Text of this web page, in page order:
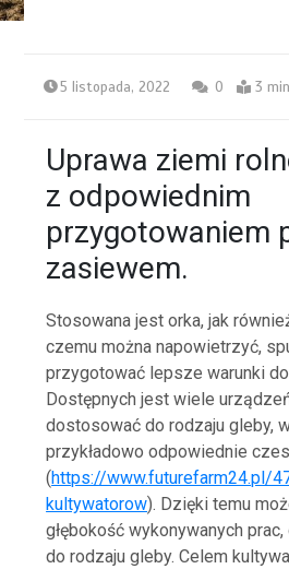
5 listopada, 2022 0 3 min
Uprawa ziemi
z odpowiednim
przygotowaniem
zasiewem.
Stosowana jest orka, jak
czemu można napowietrzyć,
przygotować lepsze warunki
Dostępnych jest wiele
dostosować do rodzaju gleby,
przykładowo odpowiednie
(https://www.futurefarm24.pl/
kultywatorow). Dzięki temu
głębokość wykonywanych
do rodzaju gleby. Celem